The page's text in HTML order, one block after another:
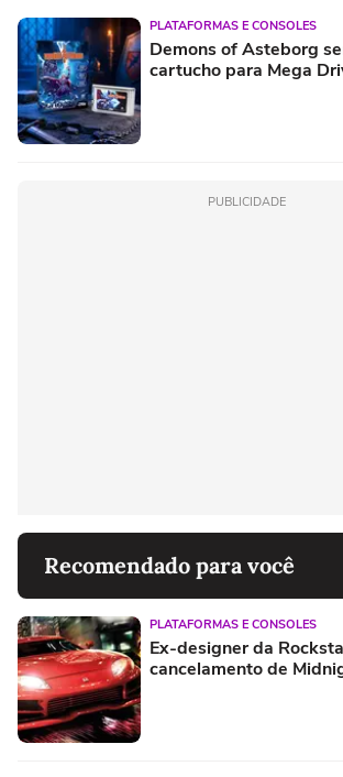
PLATAFORMAS E CONSOLES
Demons of Asteborg
cartucho para Mega
PUBLICIDADE
Recomendado para você
PLATAFORMAS E CONSOLES
Ex-designer da
cancelamento de